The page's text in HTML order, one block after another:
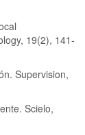
19(2), 141-
Supervision,
Scielo,